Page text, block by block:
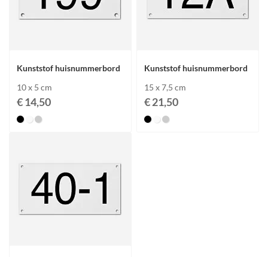
Kunststof huisnummerbord
10 x 5 cm
€ 14,50
Kunststof huisnummerbord
15 x 7,5 cm
€ 21,50